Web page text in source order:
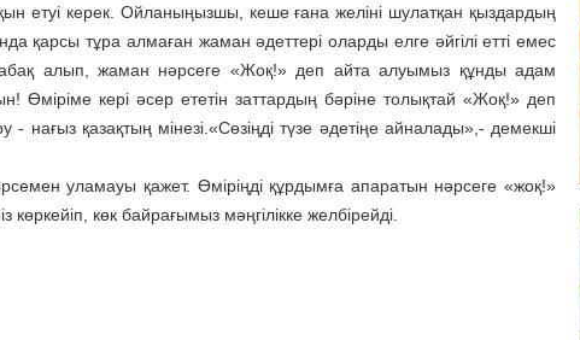
етуі керек. Ойланыңызшы, кеше ғана желіні шулатқан қыздардың
қарсы тұра алмаған жаман әдеттері оларды елге әйгілі етті емес
алып, жаман нәрсеге «Жоқ!» деп айта алуымыз құнды адам
Өміріме кері әсер ететін заттардың бәріне толықтай «Жоқ!» деп
нағыз қазақтың мінезі.«Сөзіңді түзе әдетіңе айналады»,- демекші
уламауы қажет. Өміріңді құрдымға апаратын нәрсеге «жоқ!»
көркейіп, көк байрағымыз мәңгілікке желбірейді.